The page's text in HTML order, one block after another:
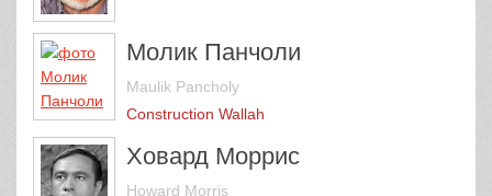
Молик Панчоли
Maulik Pancholy
Construction Wallah
Ховард Моррис
Howard Morris